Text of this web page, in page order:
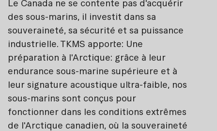
Le Canada ne se contente pas d'acquérir
des sous-marins, il investit dans sa
souveraineté, sa sécurité et sa puissance
industrielle. TKMS apporte: Une
préparation à l'Arctique: grâce à leur
endurance sous-marine supérieure et à
leur signature acoustique ultra-faible, nos
sous-marins sont conçus pour
fonctionner dans les conditions extrêmes
de l'Arctique canadien, où la souveraineté